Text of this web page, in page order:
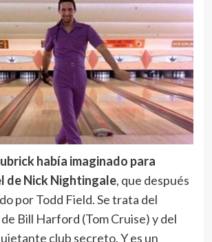
había imaginado para
de Nick Nightingale, que después
por Todd Field. Se trata del
Bill Harford (Tom Cruise) y del
club secreto. Y es un